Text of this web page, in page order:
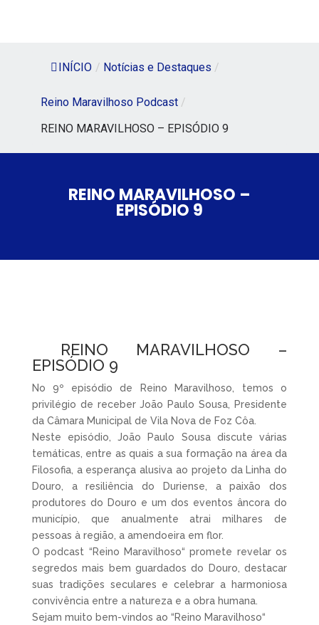
INÍCIO / Notícias e Destaques /
Reino Maravilhoso Podcast /
REINO MARAVILHOSO – EPISÓDIO 9
REINO MARAVILHOSO –
EPISÓDIO 9
REINO MARAVILHOSO –
EPISÓDIO 9
No 9º episódio de Reino Maravilhoso, temos o
privilégio de receber João Paulo Sousa, Presidente
da Câmara Municipal de Vila Nova de Foz Côa.
Neste episódio, João Paulo Sousa discute várias
temáticas, entre as quais a sua formação na área da
Filosofia, a esperança alusiva ao projeto da Linha do
Douro, a resiliência do Duriense, a paixão dos
produtores do Douro e um dos eventos âncora do
município, que anualmente atrai milhares de
pessoas à região, a amendoeira em flor.
O podcast “Reino Maravilhoso“ promete revelar os
segredos mais bem guardados do Douro, destacar
suas tradições seculares e celebrar a harmoniosa
convivência entre a natureza e a obra humana.
Sejam muito bem-vindos ao “Reino Maravilhoso“